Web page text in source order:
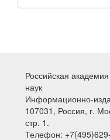
Российская
наук
Информационно-
107031, Россия, г.
стр. 1.
Телефон: